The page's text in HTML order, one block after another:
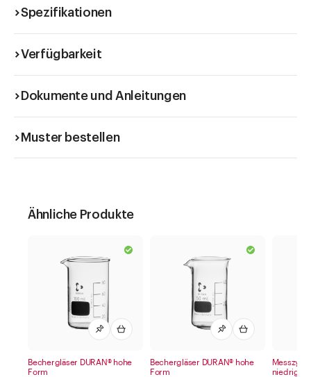
Spezifikationen
Verfügbarkeit
Dokumente und Anleitungen
Muster bestellen
Ähnliche Produkte
Bechergläser DURAN® hohe
Form
Bechergläser DURAN® hohe
Form
niedrige